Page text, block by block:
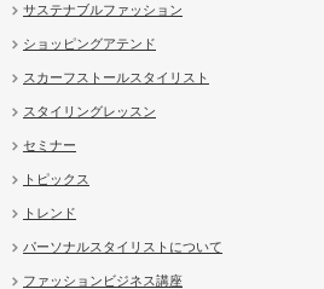
サステナブルファッション
ショッピングアテンド
スカーフストールスタイリスト
スタイリングレッスン
セミナー
トピックス
トレンド
パーソナルスタイリストについて
ファッションビジネス講座